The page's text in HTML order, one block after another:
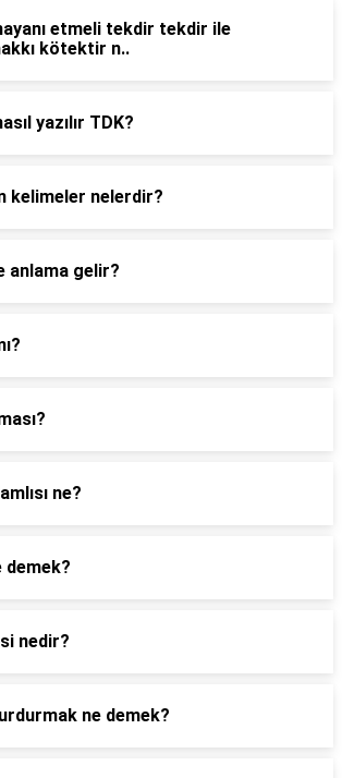
etmeli tekdir tekdir ile
kötektir n..
yazılır TDK?
kelimeler nelerdir?
anlama gelir?
ne?
demek?
nedir?
ne demek?